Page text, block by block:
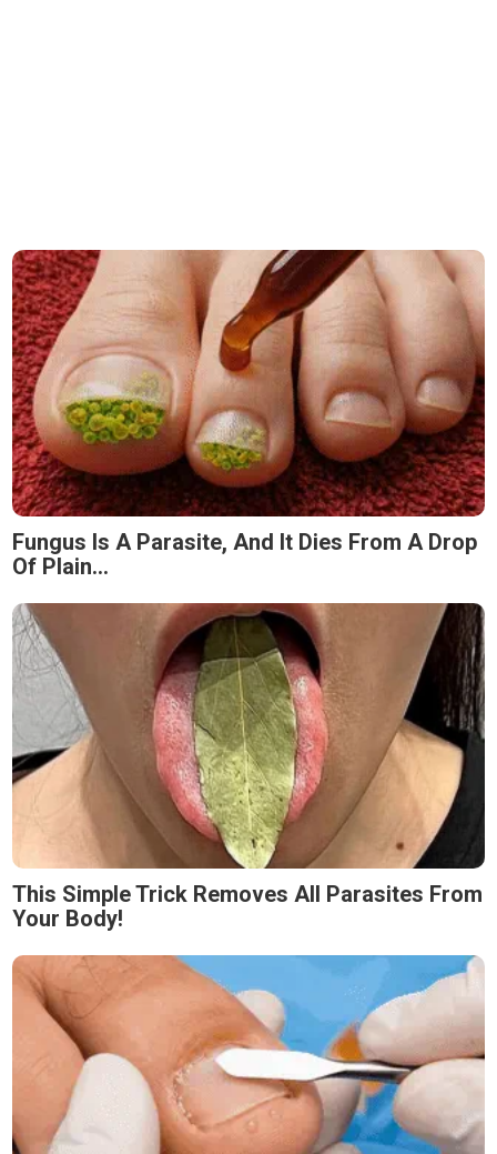
Fungus Is A Parasite, And It Dies From A Drop
Of Plain...
This Simple Trick Removes All Parasites From
Your Body!